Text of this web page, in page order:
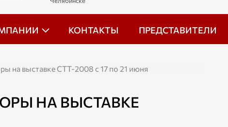
КОНТАКТЫ ПРЕДСТАВИТЕЛИ
на выставке СТТ-2008 с 17 по 21 июня
НА ВЫСТАВКЕ